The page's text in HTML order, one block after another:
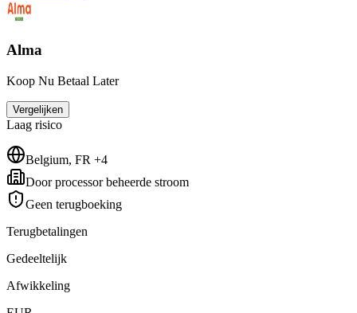
Alma
Koop Nu Betaal Later
Vergelijken
Laag risico
Belgium, FR +4
Door processor beheerde stroom
Geen terugboeking
Terugbetalingen
Gedeeltelijk
Afwikkeling